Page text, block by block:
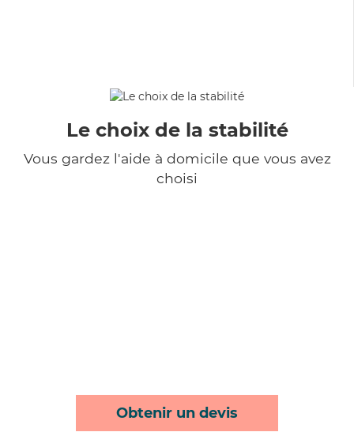
Le choix de la stabilité
Vous gardez l'aide à domicile que vous avez
choisi
Obtenir un devis